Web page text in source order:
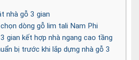
nhà gỗ 3 gian
dòng gỗ lim tali Nam Phi
gian kết hợp nhà ngang cao tầng
bị trước khi lắp dựng nhà gỗ 3